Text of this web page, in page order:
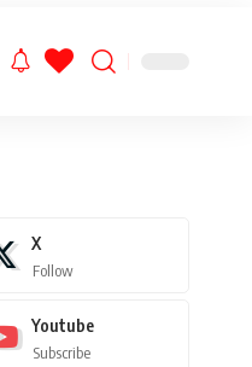
X
Follow
Youtube
Subscribe